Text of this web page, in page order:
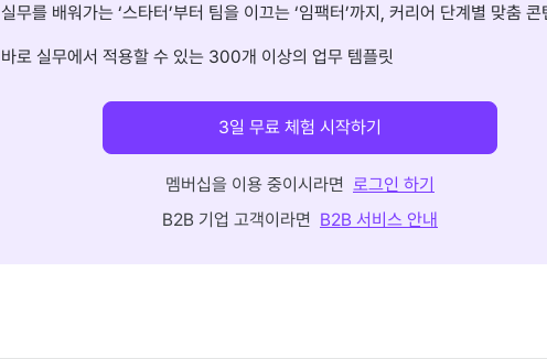
실무를 배워가는 ‘스타터’부터 팀을 이끄는 ‘임팩터’까지, 커리어 단계별 맞춤 콘
바로 실무에서 적용할 수 있는 300개 이상의 업무 템플릿
3일 무료 체험 시작하기
멤버십을 이용 중이시라면 로그인 하기
B2B 기업 고객이라면 B2B 서비스 안내